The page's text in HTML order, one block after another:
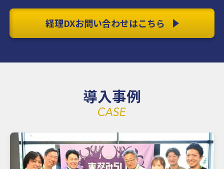
経理DXお問い合わせはこちら
導入事例